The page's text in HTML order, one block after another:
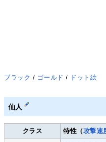
ブラック / ゴールド / ドット絵
仙人
クラス 特性（攻撃速